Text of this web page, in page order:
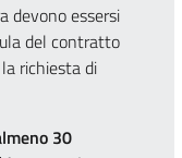
devono essersi
del contratto
richiesta di
30